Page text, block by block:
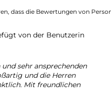
dass die Bewertungen von
von der Benutzerin
sehr ansprechenden
und die Herren
Mit freundlichen